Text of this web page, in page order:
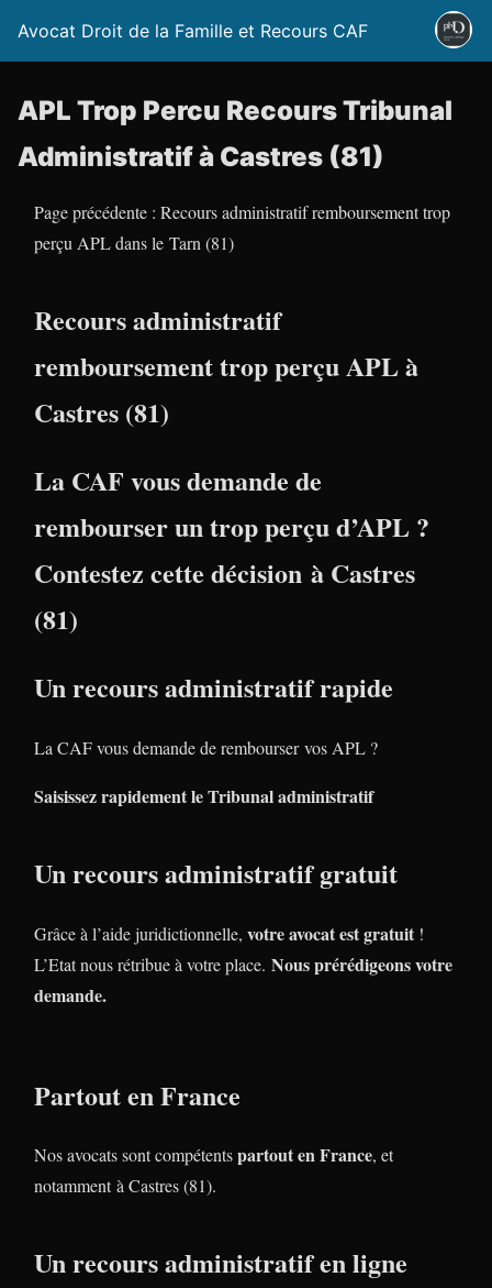
Avocat Droit de la Famille et Recours CAF
APL Trop Percu Recours Tribunal
Administratif à Castres (81)
Page précédente : Recours administratif remboursement trop
perçu APL dans le Tarn (81)
Recours administratif
remboursement trop perçu APL à
Castres (81)
La CAF vous demande de
rembourser un trop perçu d’APL ?
Contestez cette décision à Castres
(81)
Un recours administratif rapide
La CAF vous demande de rembourser vos APL ?
Saisissez rapidement le Tribunal administratif
Un recours administratif gratuit
Grâce à l’aide juridictionnelle, votre avocat est gratuit !
L’Etat nous rétribue à votre place. Nous prérédigeons votre
demande.
Partout en France
Nos avocats sont compétentspartout en France, et
notamment à Castres (81).
Un recours administratif en ligne